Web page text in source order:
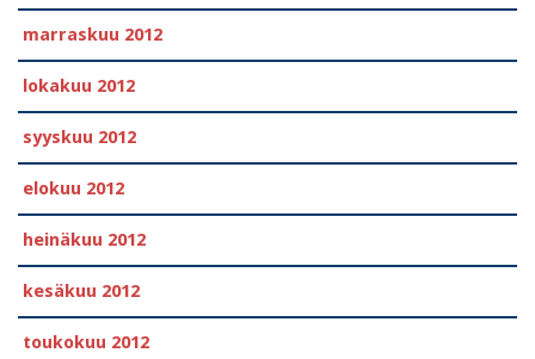
marraskuu 2012
lokakuu 2012
syyskuu 2012
elokuu 2012
heinäkuu 2012
kesäkuu 2012
toukokuu 2012